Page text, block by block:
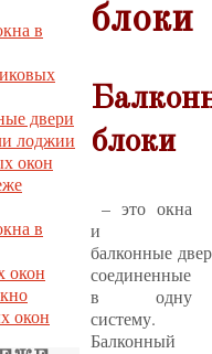
блоки
блоки
– это окна
и
балконные
соединенные
в одну
систему.
Балконный
в
двери
лоджии
окон
в
окон
окон